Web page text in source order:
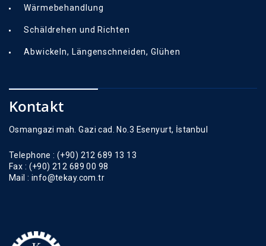
Wärmebehandlung
Schäldrehen und Richten
Abwickeln, Längenschneiden, Glühen
Kontakt
Osmangazi mah. Gazi cad. No.3 Esenyurt, İstanbul
Telephone : (+90) 212 689 13 13
Fax : (+90) 212 689 00 98
Mail : info@tekay.com.tr